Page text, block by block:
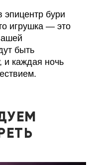
эпицентр бури
игрушка — это
быть
и каждая ночь